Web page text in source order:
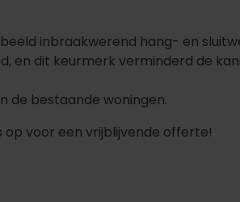
inbraakwerend hang- en
en dit keurmerk verminderd de
de bestaande woningen.
voor een vrijblijvende offerte!